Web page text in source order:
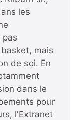
les
pas
mais
de soi. En
dans le
pour
l'Extranet